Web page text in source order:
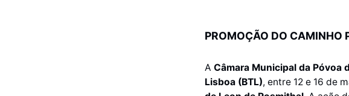
PROMOÇÃO DO CAMINHO
A Câmara Municipal da Póvoa
Lisboa (BTL), entre 12 e 16 de